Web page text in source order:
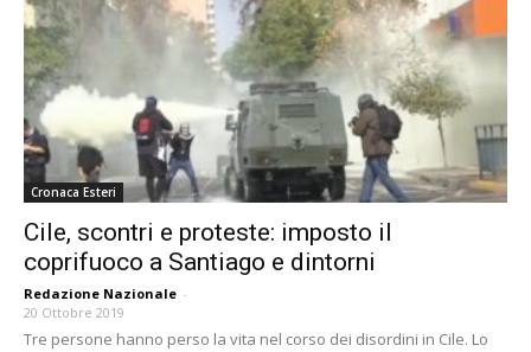
Cronaca Esteri
Cile, scontri e proteste: imposto il
coprifuoco a Santiago e dintorni
Redazione Nazionale -
20 Ottobre 2019
Tre persone hanno perso la vita nel corso dei disordini in Cile. Lo